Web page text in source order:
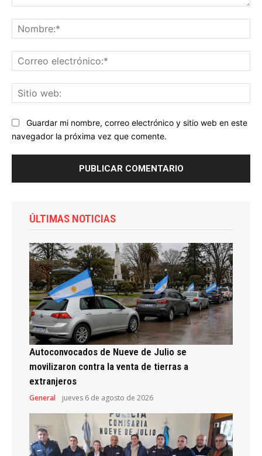
Guardar mi nombre, correo electrónico y sitio web en este
navegador la próxima vez que comente.
ÚLTIMAS NOTICIAS
Autoconvocados de Nueve de Julio se
movilizaron contra la venta de tierras a
extranjeros
General jueves 6 de agosto de 2026